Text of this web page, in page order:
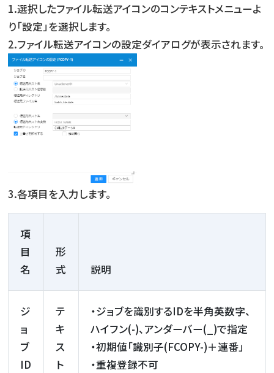
1.選択したファイル転送アイコンのコンテキストメニューよ
り「設定」を選択します。
2.ファイル転送アイコンの設定ダイアログが表示されます。
3.各項目を入力します。
項
目
名
形
式
説明
ジ
ョ
ブ
ID
テ
キ
ス
ト
・ジョブを識別するIDを半角英数字、
ハイフン(-)、アンダーバー(_)で指定
・初期値「識別子(FCOPY-)＋連番」
・重複登録不可